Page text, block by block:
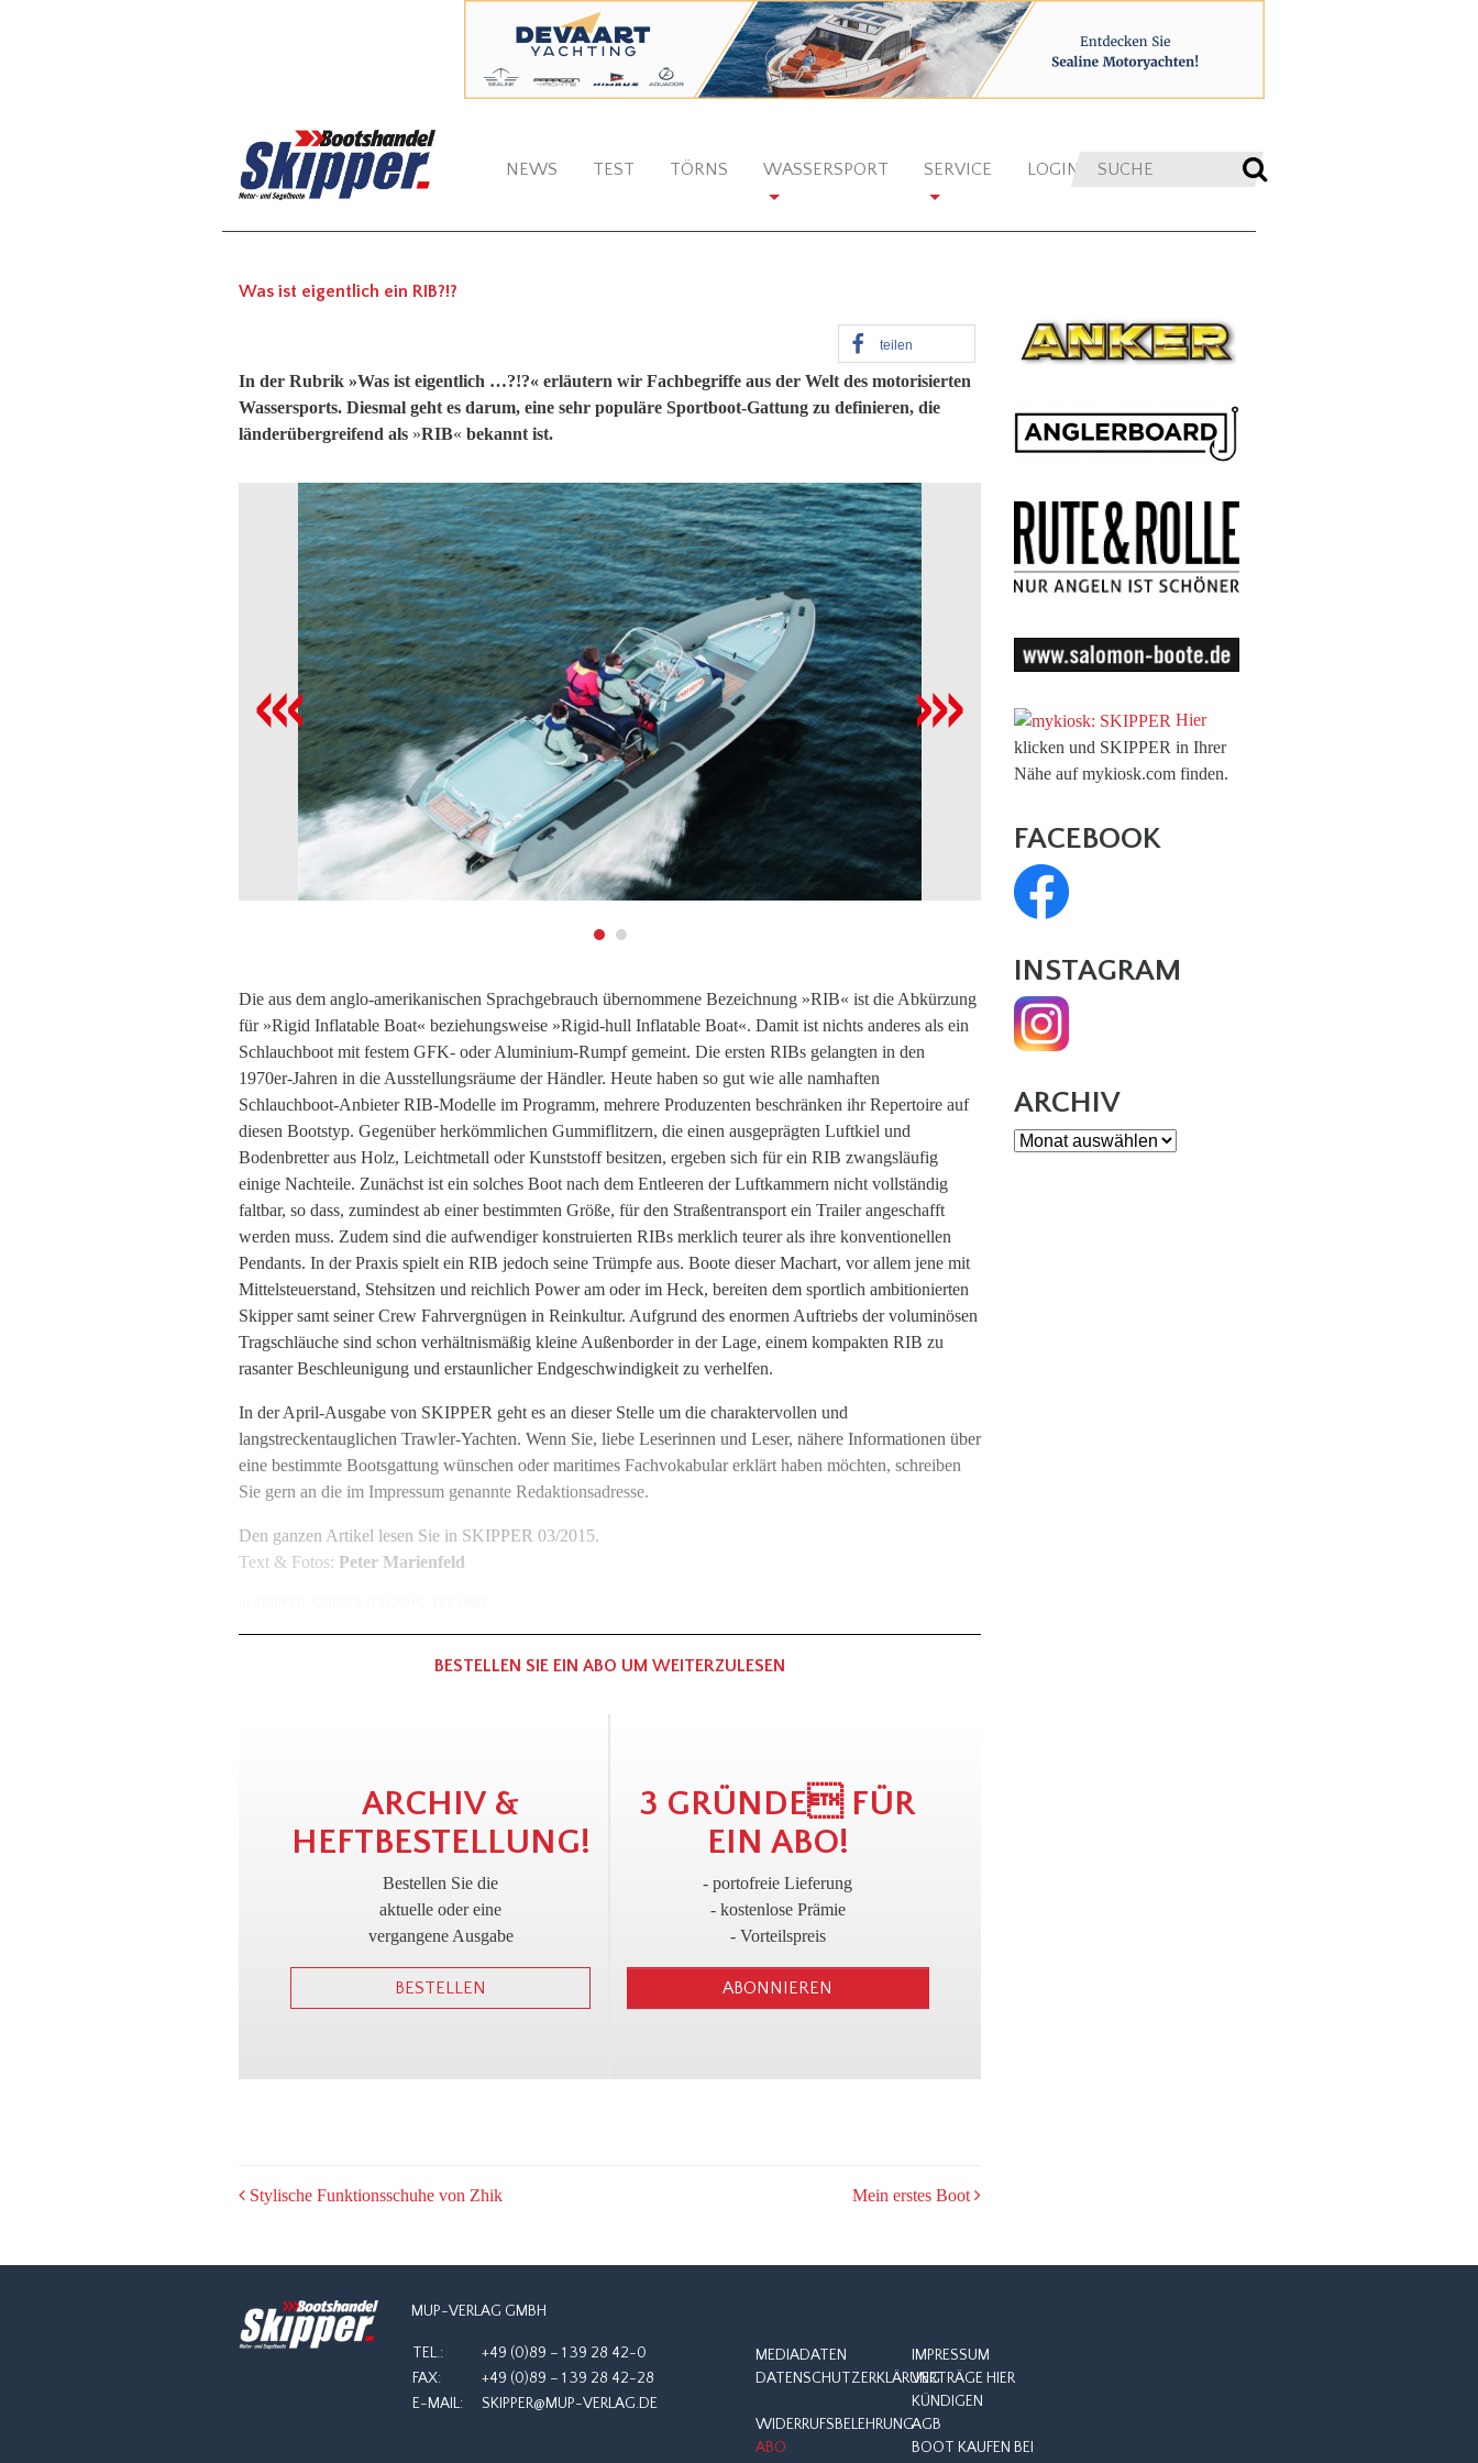
NEWS TEST TÖRNS WASSERSPORT SERVICE LOGIN
Was ist eigentlich ein RIB?!?
teilen
In der Rubrik »Was ist eigentlich …?!?« erläutern wir Fachbegriffe aus der Welt des motorisierten
Wassersports. Diesmal geht es darum, eine sehr populäre Sportboot-Gattung zu definieren, die
länderübergreifend als »RIB« bekannt ist.
Die aus dem anglo-amerikanischen Sprachgebrauch übernommene Bezeichnung »RIB« ist die Abkürzung
für »Rigid Inflatable Boat« beziehungsweise »Rigid-hull Inflatable Boat«. Damit ist nichts anderes als ein
Schlauchboot mit festem GFK- oder Aluminium-Rumpf gemeint. Die ersten RIBs gelangten in den
1970er-Jahren in die Ausstellungsräume der Händler. Heute haben so gut wie alle namhaften
Schlauchboot-Anbieter RIB-Modelle im Programm, mehrere Produzenten beschränken ihr Repertoire auf
diesen Bootstyp. Gegenüber herkömmlichen Gummiflitzern, die einen ausgeprägten Luftkiel und
Bodenbretter aus Holz, Leichtmetall oder Kunststoff besitzen, ergeben sich für ein RIB zwangsläufig
einige Nachteile. Zunächst ist ein solches Boot nach dem Entleeren der Luftkammern nicht vollständig
faltbar, so dass, zumindest ab einer bestimmten Größe, für den Straßentransport ein Trailer angeschafft
werden muss. Zudem sind die aufwendiger konstruierten RIBs merklich teurer als ihre konventionellen
Pendants. In der Praxis spielt ein RIB jedoch seine Trümpfe aus. Boote dieser Machart, vor allem jene mit
Mittelsteuerstand, Stehsitzen und reichlich Power am oder im Heck, bereiten dem sportlich ambitionierten
Skipper samt seiner Crew Fahrvergnügen in Reinkultur. Aufgrund des enormen Auftriebs der voluminösen
Tragschläuche sind schon verhältnismäßig kleine Außenborder in der Lage, einem kompakten RIB zu
rasanter Beschleunigung und erstaunlicher Endgeschwindigkeit zu verhelfen.
In der April-Ausgabe von SKIPPER geht es an dieser Stelle um die charaktervollen und
langstreckentauglichen Trawler-Yachten. Wenn Sie, liebe Leserinnen und Leser, nähere Informationen über
eine bestimmte Bootsgattung wünschen oder maritimes Fachvokabular erklärt haben möchten, schreiben
Sie gern an die im Impressum genannte Redaktionsadresse.
Den ganzen Artikel lesen Sie in SKIPPER 03/2015.
Text & Fotos: Peter Marienfeld
BESTELLEN SIE EIN ABO UM WEITERZULESEN
!
ARCHIV &
HEFTBESTELLUNG!
Bestellen Sie die
aktuelle oder eine
vergangene Ausgabe
BESTELLEN 3
3 GRÜNDE FÜR
EIN ABO!
- portofreie Lieferung
- kostenlose Prämie
- Vorteilspreis
ABONNIEREN
POST
Stylische Funktionsschuhe von Zhik Mein erstes Boot
Hier
klicken und SKIPPER in Ihrer
Nähe auf mykiosk.com finden.
FACEBOOK
INSTAGRAM
ARCHIV
Archiv
MUP-VERLAG GMBH
TEL.:
+49 (0)89 – 1 39 28 42-0
FAX:
+49 (0)89 – 1 39 28 42-28
E-MAIL:
SKIPPER@MUP-VERLAG.DE
MEDIADATEN
IMPRESSUM
DATENSCHUTZERKLÄRUNGVERTRÄGE HIER
KÜNDIGEN
WIDERRUFSBELEHRUNGAGB
ABO
BOOT KAUFEN BEI